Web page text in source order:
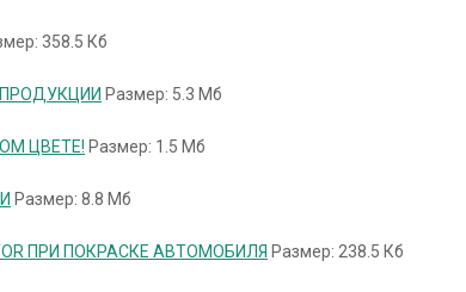
358.5 Кб
ПРОДУКЦИИ Размер: 5.3 Мб
ЦВЕТЕ! Размер: 1.5 Мб
Размер: 8.8 Мб
ПРИ ПОКРАСКЕ АВТОМОБИЛЯ Размер: 238.5 Кб